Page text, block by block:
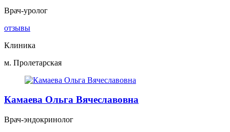
Врач-уролог
отзывы
Клиника
м. Пролетарская
Камаева Ольга Вячеславовна
Врач-эндокринолог